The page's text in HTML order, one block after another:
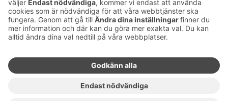
Ändra inställningar för cookies
Information om cookies